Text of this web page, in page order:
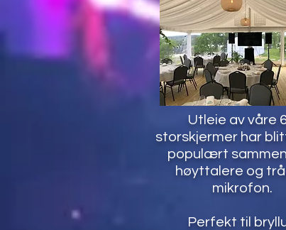
Utleie av våre
storskjermer har
populært
høyttalere og
mikrofon.
Perfekt til